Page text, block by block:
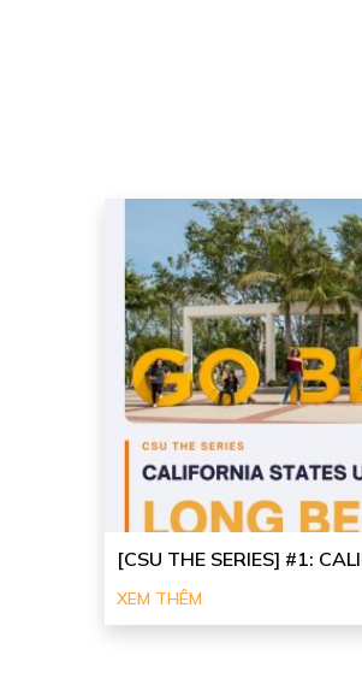
[CSU THE SERIES] #1:
XEM THÊM